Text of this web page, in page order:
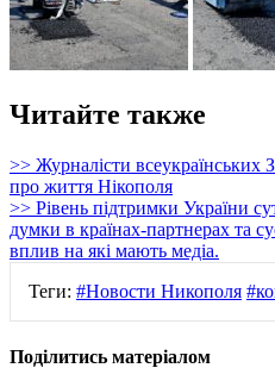
Читайте также
>> Журналісти всеукраїнських
про життя Нікополя
>> Рівень підтримки України
думки в країнах-партнерах та
вплив на які мають медіа.
Теги: #Новости Никополя
Поділитись матеріалом